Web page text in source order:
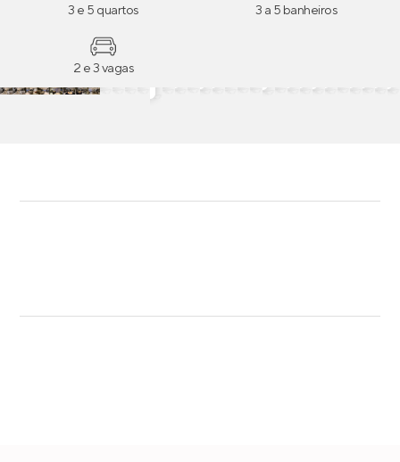
3 e 5 quartos 3 a 5 banheiros
2 e 3 vagas